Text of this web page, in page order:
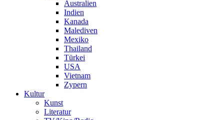
Australien
Indien
Kanada
Malediven
Mexiko
Thailand
Türkei
USA
Vietnam
Zypern
Kultur
Kunst
Literatur